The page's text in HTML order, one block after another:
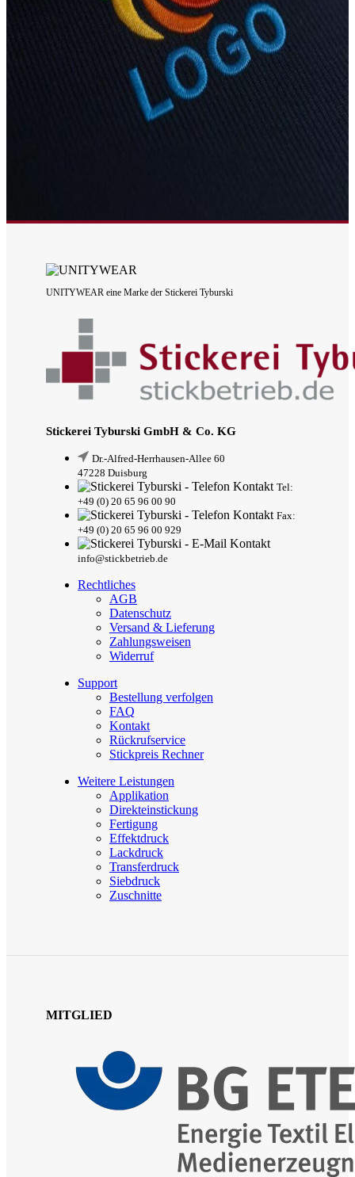
UNITYWEAR eine Marke der Stickerei Tyburski
Stickerei Tyburski GmbH & Co. KG
Dr.-Alfred-Herrhausen-Allee 60
47228 Duisburg
Tel:
+49 (0) 20 65 96 00 90
Fax:
+49 (0) 20 65 96 00 929
info@stickbetrieb.de
Rechtliches
AGB
Datenschutz
Versand & Lieferung
Zahlungsweisen
Widerruf
Support
Bestellung verfolgen
FAQ
Kontakt
Rückrufservice
Stickpreis Rechner
Weitere Leistungen
Applikation
Direkteinstickung
Fertigung
Effektdruck
Lackdruck
Transferdruck
Siebdruck
Zuschnitte
MITGLIED